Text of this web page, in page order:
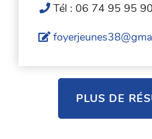
Tél : 06 74 95 95 90
PLUS DE